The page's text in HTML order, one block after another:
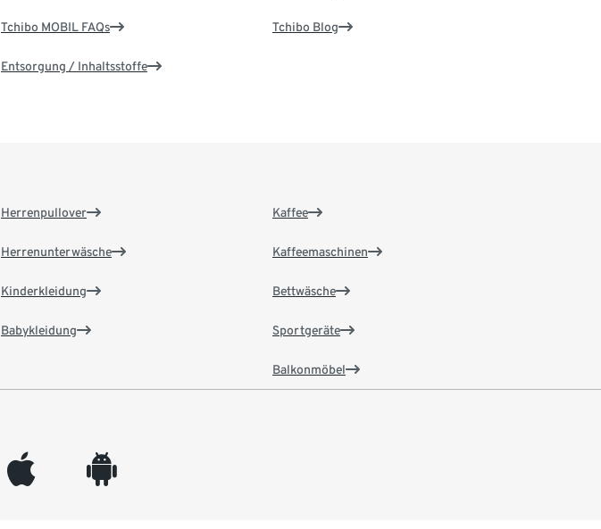
Tchibo MOBIL FAQs
Entsorgung / Inhaltsstoffe
Tchibo Blog
Herrenpullover
Herrenunterwäsche
Kinderkleidung
Babykleidung
Kaffee
Kaffeemaschinen
Bettwäsche
Sportgeräte
Balkonmöbel
appleinc android